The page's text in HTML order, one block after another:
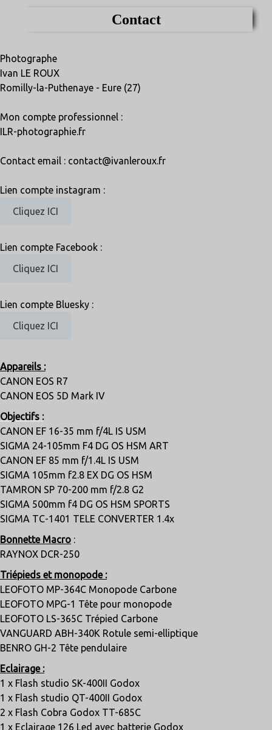
Contact
Photographe
Ivan LE ROUX
Romilly-la-Puthenaye - Eure (27)
Mon compte professionnel :
ILR-photographie.fr
Contact email : contact@ivanleroux.fr
Lien compte instagram :
Cliquez ICI
Lien compte Facebook :
Cliquez ICI
Lien compte Bluesky :
Cliquez ICI
Appareils :
CANON EOS R7
CANON EOS 5D Mark IV
Objectifs :
CANON EF 16-35 mm f/4L IS USM
SIGMA 24-105mm F4 DG OS HSM ART
CANON EF 85 mm f/1.4L IS USM
SIGMA 105mm f2.8 EX DG OS HSM
TAMRON SP 70-200 mm f/2.8 G2
SIGMA 500mm f4 DG OS HSM SPORTS
SIGMA TC-1401 TELE CONVERTER 1.4x
Bonnette Macro :
RAYNOX DCR-250
Triépieds et monopode :
LEOFOTO MP-364C Monopode Carbone
LEOFOTO MPG-1 Tête pour monopode
LEOFOTO LS-365C Trépied Carbone
VANGUARD ABH-340K Rotule semi-elliptique
BENRO GH-2 Tête pendulaire
Eclairage :
1 x Flash studio SK-400II Godox
1 x Flash studio QT-400II Godox
2 x Flash Cobra Godox TT-685C
1 x Eclairage 126 Led avec batterie Godox